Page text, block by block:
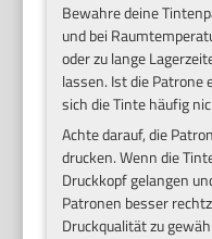
Bewahre deine
und bei
oder zu lange
lassen. Ist die
sich die Tinte häufig
Achte darauf, die
drucken. Wenn die
Druckkopf gelangen
Patronen besser
Druckqualität zu